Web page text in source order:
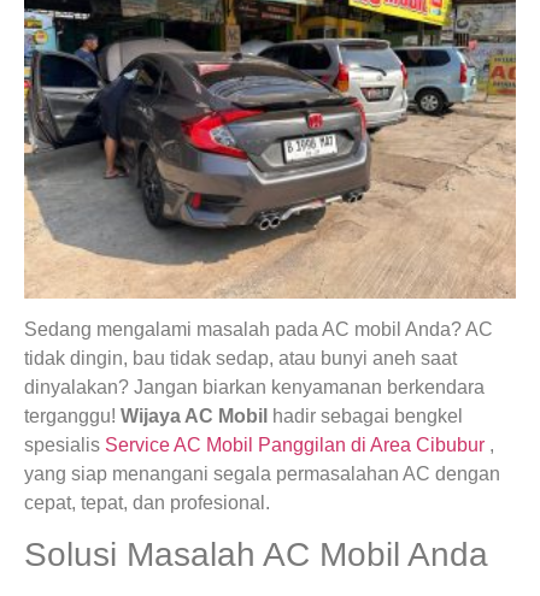
Sedang mengalami masalah pada AC mobil Anda? AC
tidak dingin, bau tidak sedap, atau bunyi aneh saat
dinyalakan? Jangan biarkan kenyamanan berkendara
terganggu! Wijaya AC Mobil hadir sebagai bengkel
spesialis Service AC Mobil Panggilan di Area Cibubur ,
yang siap menangani segala permasalahan AC dengan
cepat, tepat, dan profesional.
Solusi Masalah AC Mobil Anda